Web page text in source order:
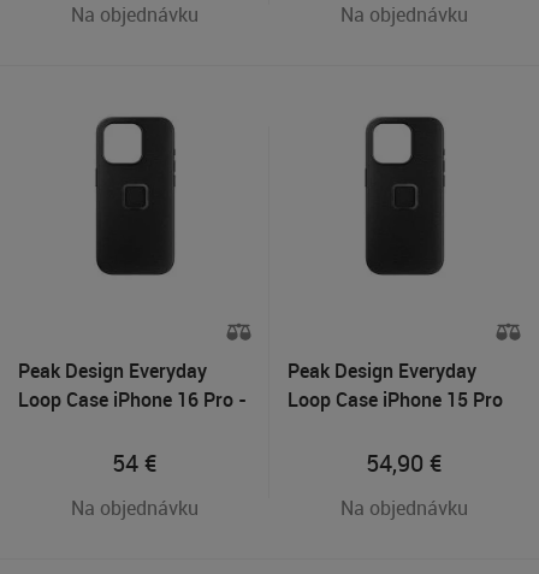
Na objednávku Na objednávku
Peak Design Everyday
Loop Case iPhone 16 Pro -
54€
Na objednávku
Peak Design Everyday
Loop Case iPhone 15 Pro
54,90 €
Na objednávku